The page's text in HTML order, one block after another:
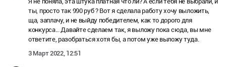
ты, просто так 990 руб ? Вот я сделала работу хочу выложить,
ща, заплачу, и не выйду победителем, как то дорого для
конкурса... Давайте сделаем так, я выложу пока сюда, вы мне
ответите, разобраться хотя бы, а потом уже выложу туда.
3 Март 2022, 12:51